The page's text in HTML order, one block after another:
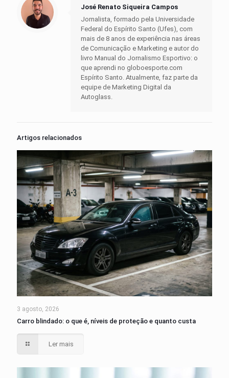
José Renato Siqueira Campos
Jornalista, formado pela Universidade
Federal do Espírito Santo (Ufes), com
mais de 8 anos de experiência nas áreas
de Comunicação e Marketing e autor do
livro Manual do Jornalismo Esportivo: o
que aprendi no globoesporte.com
Espírito Santo. Atualmente, faz parte da
equipe de Marketing Digital da
Autoglass.
Artigos relacionados
3 agosto, 2026
Carro blindado: o que é, níveis de proteção e quanto custa
Ler mais